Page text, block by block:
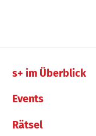
s+ im Überblick
Events
Rätsel